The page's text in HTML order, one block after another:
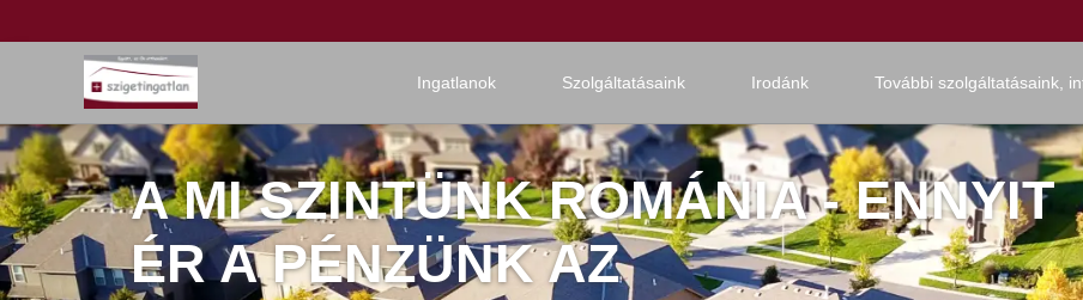
Ingatlanok Szolgáltatásaink Irodánk További szolgáltatásaink,
A MI SZINTÜNK ROMÁNIA - ENNYIT
ÉR A PÉNZÜNK AZ